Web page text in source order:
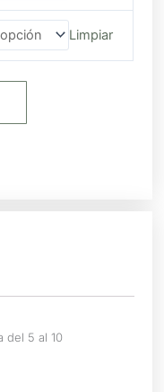
Limpiar
del 5 al 10